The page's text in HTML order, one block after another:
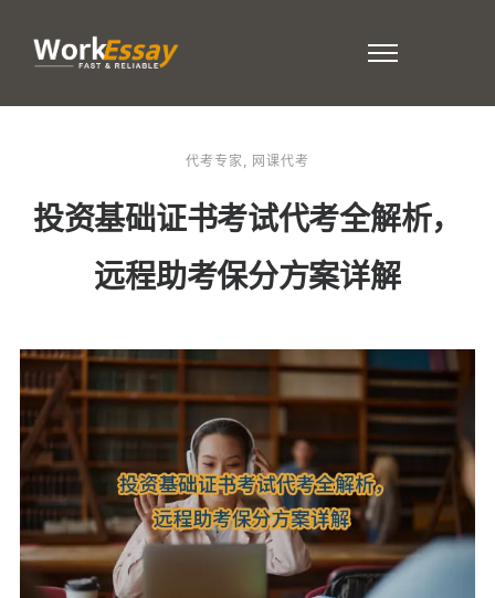
代考专家, 网课代考
投资基础证书考试代考全解析，
远程助考保分方案详解